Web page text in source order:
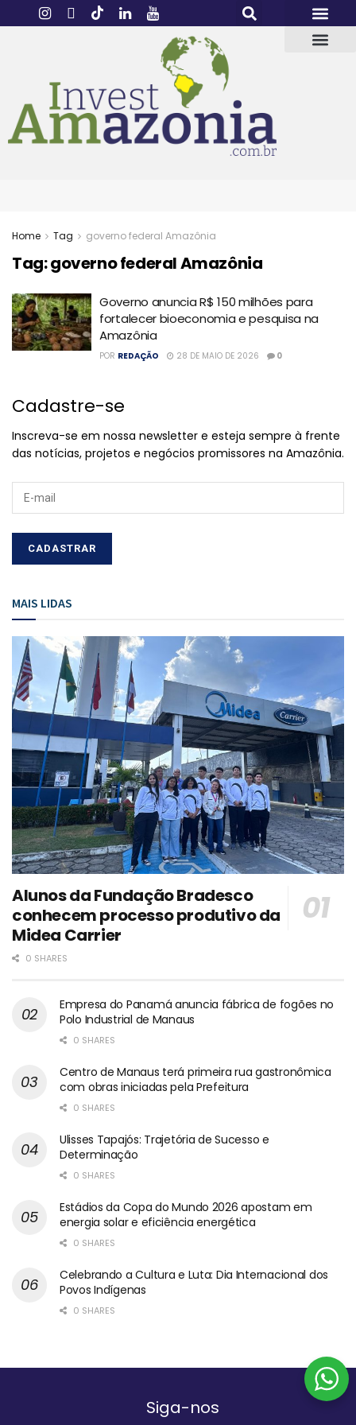
Home Tag governo federal Amazônia
Tag:governo federal Amazônia
Governo anuncia R$ 150 milhões para
fortalecer bioeconomia e pesquisa na
Amazônia
POR REDAÇÃO 28 DE MAIO DE 2026 0
Cadastre-se
Inscreva-se em nossa newsletter e esteja sempre à frente
das notícias, projetos e negócios promissores na Amazônia.
MAIS LIDAS
Alunos da Fundação Bradesco
conhecem processo produtivo da
Midea Carrier
0 SHARES
Empresa do Panamá anuncia fábrica de fogões no
Polo Industrial de Manaus
0 SHARES
Centro de Manaus terá primeira rua gastronômica
com obras iniciadas pela Prefeitura
0 SHARES
Ulisses Tapajós: Trajetória de Sucesso e
Determinação
0 SHARES
Estádios da Copa do Mundo 2026 apostam em
energia solar e eficiência energética
0 SHARES
Celebrando a Cultura e Luta: Dia Internacional dos
Povos Indígenas
0 SHARES
Siga-nos